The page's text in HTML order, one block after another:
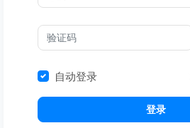
自动登录
登录